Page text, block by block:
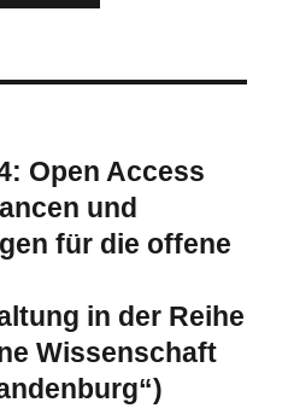
Open Access
und
für die offene
in der Reihe
Wissenschaft